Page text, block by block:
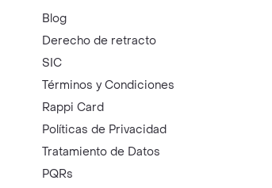
Blog
Derecho de retracto
SIC
Términos y Condiciones
Rappi Card
Políticas de Privacidad
Tratamiento de Datos
PQRs